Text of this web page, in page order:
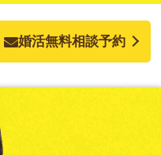
婚活無料相談予約